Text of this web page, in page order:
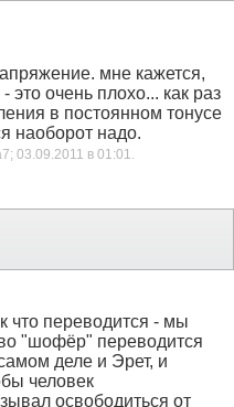
мне кажется,
это очень плохо... как раз
в постоянном тонусе
наоборот надо.
03.09.2011 в 01:01
что переводится - мы
"шофёр" переводится
деле и Эрет, и
человек
освободиться от